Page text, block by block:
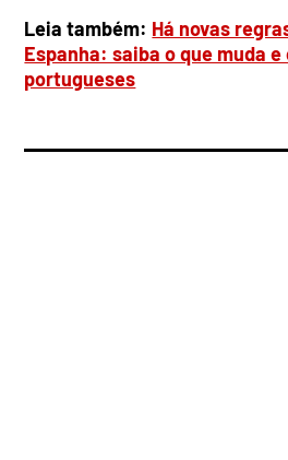
Leia também: Há novas
Espanha: saiba o que muda
portugueses